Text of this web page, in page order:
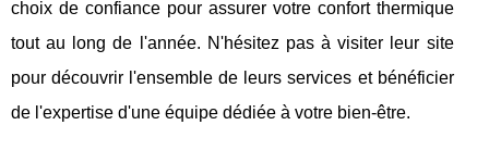
choix de confiance pour assurer votre confort thermique
tout au long de l'année. N'hésitez pas à visiter leur site
pour découvrir l'ensemble de leurs services et bénéficier
de l'expertise d'une équipe dédiée à votre bien-être.